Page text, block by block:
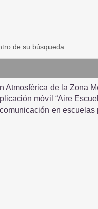
de su búsqueda.
Atmosférica de la Zona
móvil “Aire
en